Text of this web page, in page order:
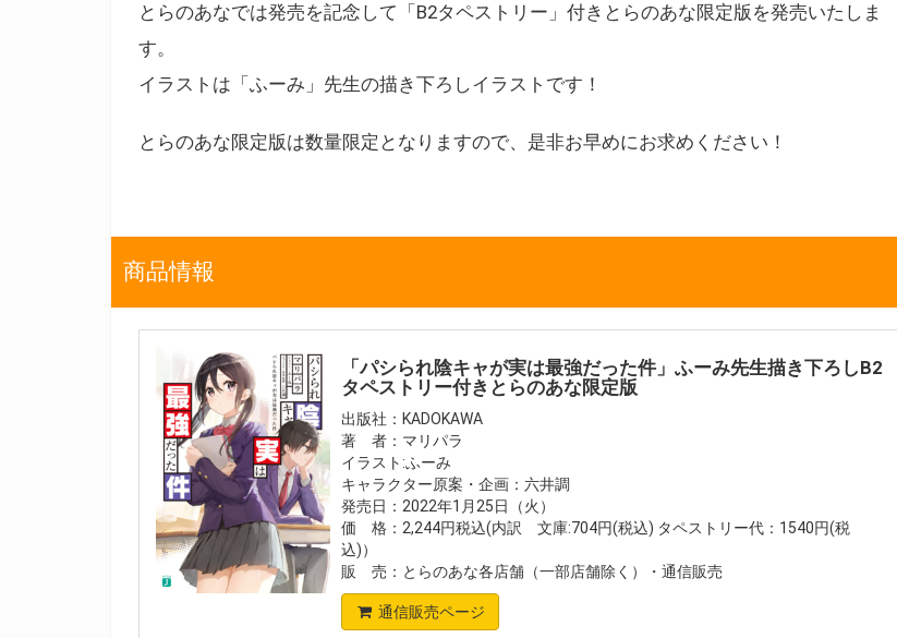
とらのあなでは発売を記念して「B2タペストリー」付きとらのあな限定版を発売いたしま
す。
イラストは「ふーみ」先生の描き下ろしイラストです！
とらのあな限定版は数量限定となりますので、是非お早めにお求めください！
商品情報
「パシられ陰キャが実は最強だった件」ふーみ先生描き下ろしB2
タペストリー付きとらのあな限定版
出版社：KADOKAWA
著 者：マリパラ
イラスト:ふーみ
キャラクター原案・企画：六井調
発売日：2022年1月25日（火）
価 格：2,244円税込(内訳 文庫:704円(税込) タペストリー代：1540円(税
込)）
販 売：とらのあな各店舗（一部店舗除く）・通信販売
通信販売ページ